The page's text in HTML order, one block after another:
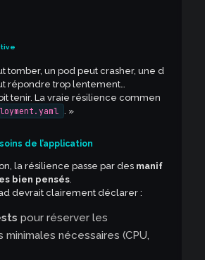
tomber, un pod peut crasher, une d
répondre trop lentement…
tenir. La vraie résilience commen
. »
de l’application
la résilience passe par des manif
bien pensés.
devrait clairement déclarer :
pour réserver les
nécessaires (CPU,